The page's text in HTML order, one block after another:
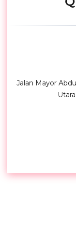
Jalan Mayor